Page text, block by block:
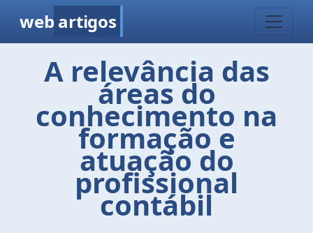
web artigos
A relevância das
áreas do
conhecimento na
formação e
atuação do
profissional
contábil